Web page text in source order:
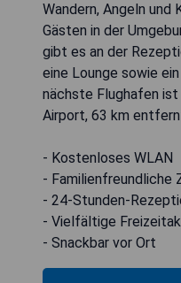
Wandern, Angeln und
Gästen in der
gibt es an der
eine Lounge sowie
nächste Flughafen ist
Airport, 63 km
- Kostenloses WLAN
- Familienfreundliche
- 24-Stunden-
- Vielfältige
- Snackbar vor Ort